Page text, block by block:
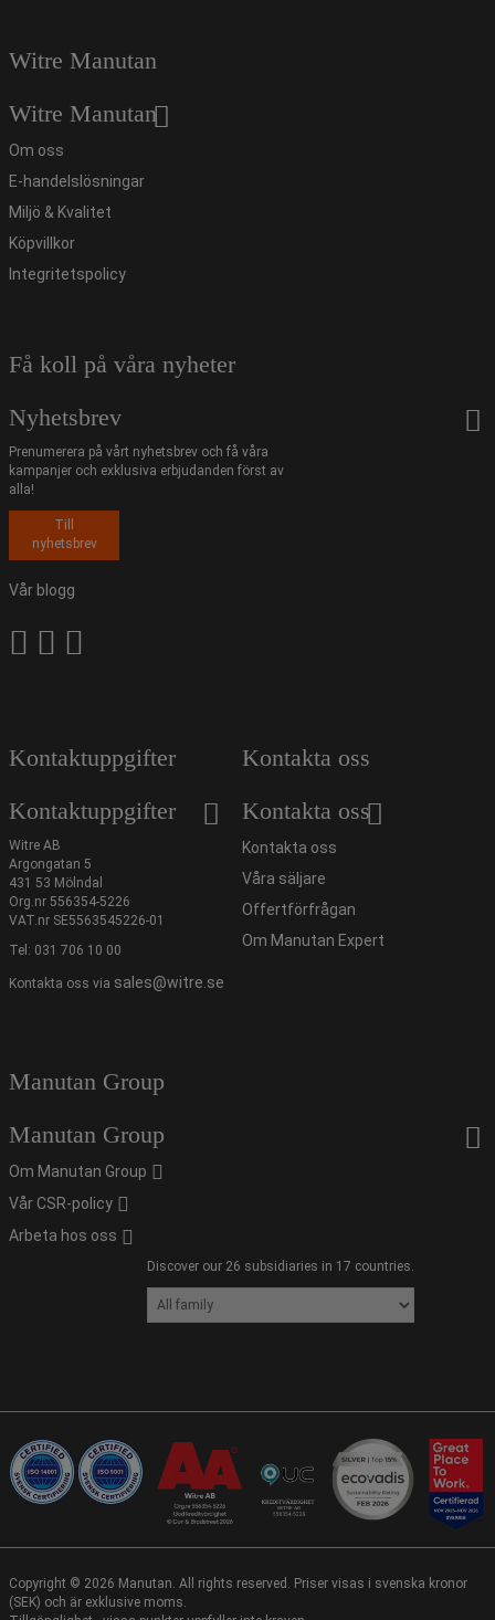
Witre Manutan
Witre Manutan
Om oss
E-handelslösningar
Miljö & Kvalitet
Köpvillkor
Integritetspolicy
Få koll på våra nyheter
Nyhetsbrev
Prenumerera på vårt nyhetsbrev och få våra
kampanjer och exklusiva erbjudanden först av
alla!
Till
nyhetsbrev
Vår blogg
Kontaktuppgifter
Kontaktuppgifter
Witre AB
Argongatan 5
431 53 Mölndal
Org.nr 556354-5226
VAT.nr SE5563545226-01
Tel: 031 706 10 00
Kontakta oss via sales@witre.se
Kontakta oss
Kontakta oss
Kontakta oss
Våra säljare
Offertförfrågan
Om Manutan Expert
Manutan Group
Manutan Group
Om Manutan Group
Vår CSR-policy
Arbeta hos oss
Discover our 26 subsidiaries in 17 countries.
Copyright © 2026 Manutan. All rights reserved. Priser visas i svenska kronor
(SEK) och är exklusive moms.